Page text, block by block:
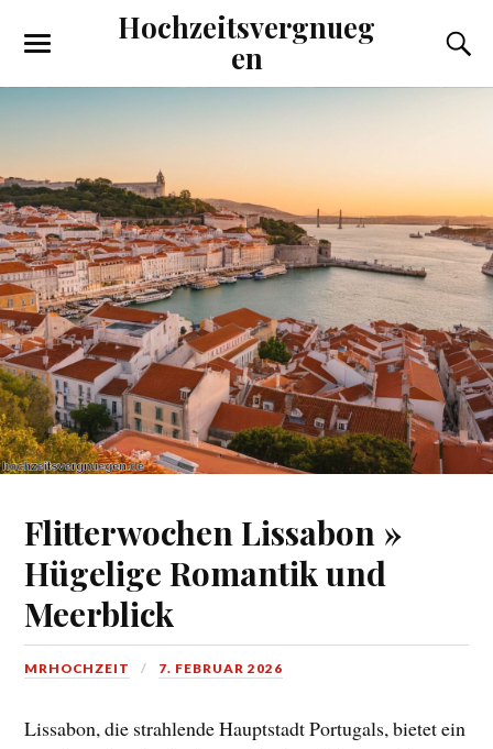
Hochzeitsvergnueg
en
Flitterwochen Lissabon »
Hügelige Romantik und
Meerblick
MRHOCHZEIT 7. FEBRUAR 2026
Lissabon, die strahlende Hauptstadt Portugals, bietet ein